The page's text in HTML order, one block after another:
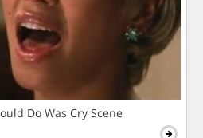
Do Was Cry Scene